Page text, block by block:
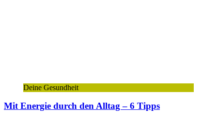
Deine Gesundheit
Mit Energie durch den Alltag – 6 Tipps